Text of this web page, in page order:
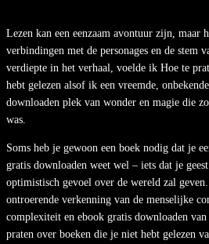
Lezen kan een eenzaam avontuur zijn, maar
verbindingen met de personages en de stem
verdiepte in het verhaal, voelde ik Hoe te
hebt gelezen alsof ik een vreemde,
downloaden plek van wonder en magie die
was.
Soms heb je gewoon een boek nodig dat je
gratis downloaden weet wel – iets dat je
optimistisch gevoel over de wereld zal
ontroerende verkenning van de menselijke
complexiteit en ebook gratis downloaden
praten over boeken die je niet hebt gelezen